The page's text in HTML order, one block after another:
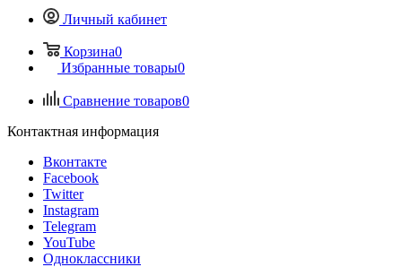
Личный кабинет
Корзина0
Избранные товары0
Сравнение товаров0
Контактная информация
Вконтакте
Facebook
Twitter
Instagram
Telegram
YouTube
Одноклассники